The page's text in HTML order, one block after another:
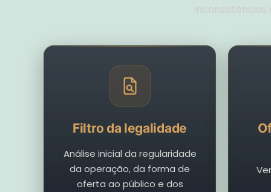
inconsistências
Filtro da legalidade
Análise inicial da regularidade
da operação, da forma de
oferta ao público e dos